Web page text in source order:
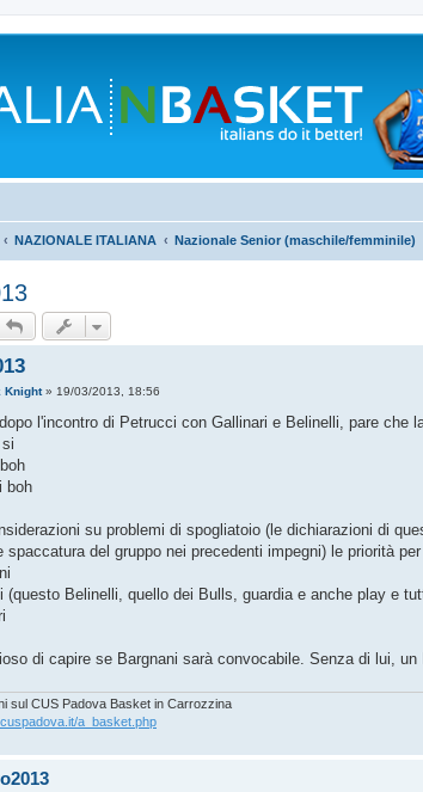
NAZIONALE ITALIANA Nazionale Senior (maschile/femminile)
Knight» 19/03/2013, 18:56
l'incontro di Petrucci con Gallinari e Belinelli, pare che
boh
su problemi di spogliatoio (le dichiarazioni di
spaccatura del gruppo nei precedenti impegni) le priorità
(questo Belinelli, quello dei Bulls, guardia e anche play e
di capire se Bargnani sarà convocabile. Senza di lui,
sul CUS Padova Basket in Carrozzina
a_basket.php